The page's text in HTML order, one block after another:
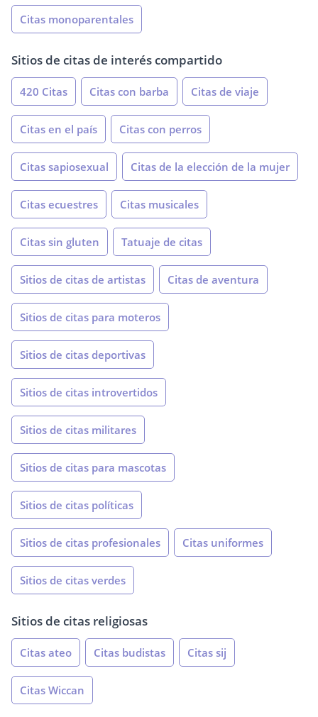
Citas monoparentales
Sitios de citas de interés compartido
420 Citas Citas con barba Citas de viaje
Citas en el país Citas con perros
Citas sapiosexual Citas de la elección de la mujer
Citas ecuestres Citas musicales
Citas sin gluten Tatuaje de citas
Sitios de citas de artistas Citas de aventura
Sitios de citas para moteros
Sitios de citas deportivas
Sitios de citas introvertidos
Sitios de citas militares
Sitios de citas para mascotas
Sitios de citas políticas
Sitios de citas profesionales Citas uniformes
Sitios de citas verdes
Sitios de citas religiosas
Citas ateo Citas budistas Citas sij
Citas Wiccan